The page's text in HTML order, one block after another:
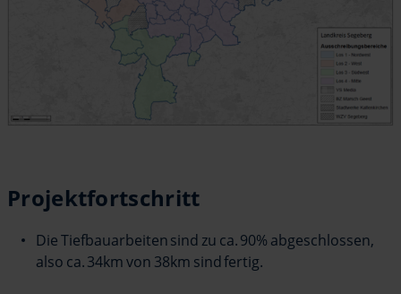
Projektfortschritt
Die Tiefbauarbeiten sind zu ca. 90% abgeschlossen,
also ca. 34km von 38km sind fertig.